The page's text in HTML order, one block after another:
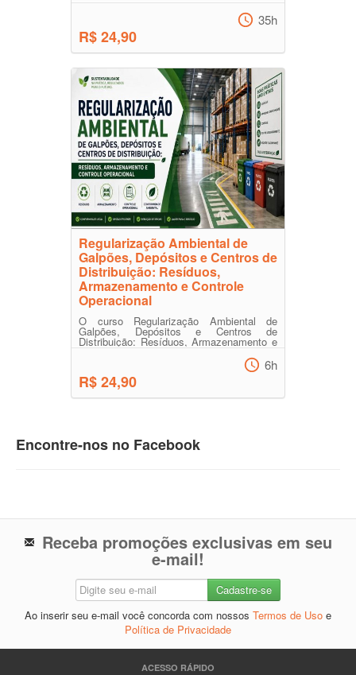
R$ 24,90
35h
Regularização Ambiental de
Galpões, Depósitos e Centros de
Distribuição: Resíduos,
Armazenamento e Controle
Operacional
O curso Regularização Ambiental de
Galpões, Depósitos e Centros de
Distribuição: Resíduos, Armazenamento e
Controle Operacional apresenta...
R$ 24,90
6h
Encontre-nos no Facebook
Receba promoções exclusivas em seu
e-mail!
Ao inserir seu e-mail você concorda com nossos Termos de Uso e
Política de Privacidade
ACESSO RÁPIDO